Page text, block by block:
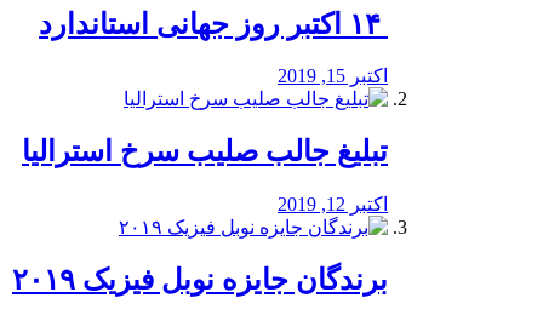
اکتبر 15, 2019
تبلیغ جالب صلیب سرخ استرالیا
اکتبر 12, 2019
برندگان جایزه نوبل فیزیک ۲۰۱۹